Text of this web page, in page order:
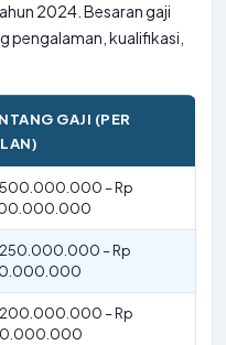
2024. Besaran gaji
pengalaman, kualifikasi,
GAJI (PER
500.000.000 – Rp
– Rp
200.000.000 – Rp